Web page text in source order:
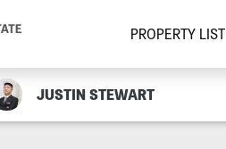
PROPERTY LIST
JUSTIN STEWART